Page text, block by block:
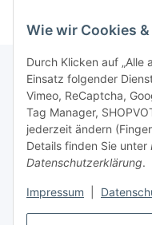
Wie wir Cookies
Durch Klicken auf „Alle
Einsatz folgender
Vimeo, ReCaptcha,
Tag Manager,
jederzeit ändern
Details finden Sie unter
Datenschutzerklärung.
Impressum
Bitte senden
Datenschutzerklärung
Informationen zu